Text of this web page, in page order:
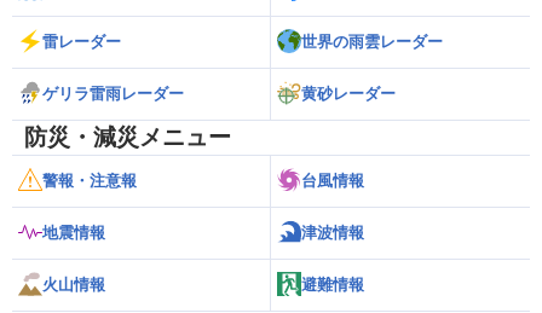
雷レーダー 世界の雨雲レーダー
ゲリラ雷雨レーダー 黄砂レーダー
防災・減災メニュー
警報・注意報 台風情報
地震情報 津波情報
火山情報 避難情報